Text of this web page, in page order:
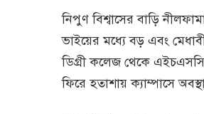
নিপুণ বিশ্বাসের বাড়ি
ভাইয়ের মধ্যে বড় এবং
ডিগ্রী কলেজ থেকে এইচএসসি
ফিরে হতাশায় ক্যাম্পাসে